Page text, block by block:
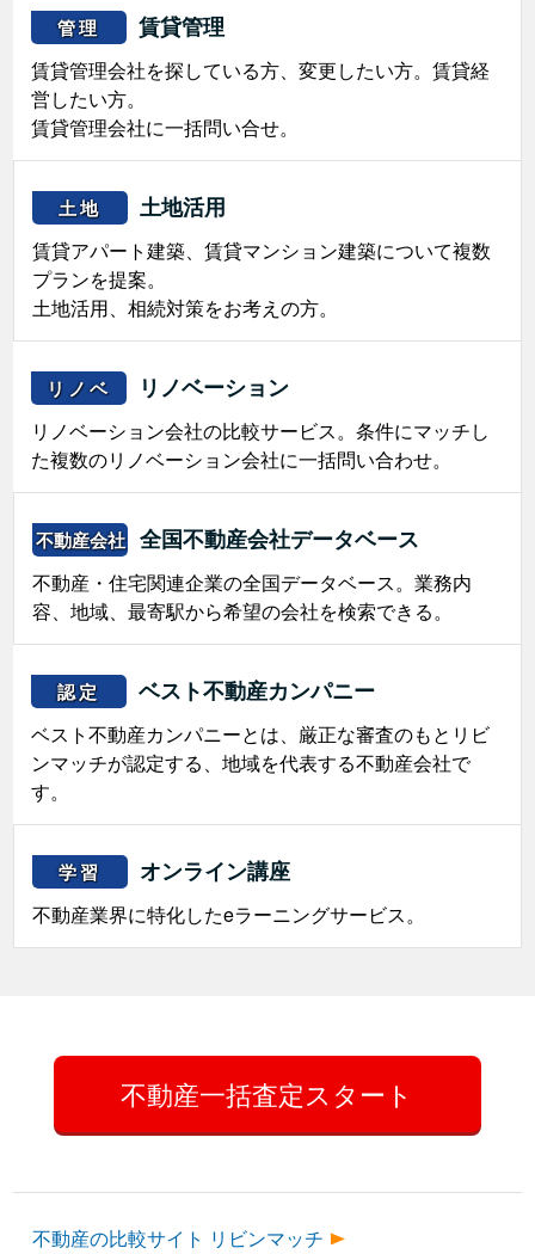
管理 賃貸管理
賃貸管理会社を探している方、変更したい方。賃貸経
営したい方。
賃貸管理会社に一括問い合せ。
土地 土地活用
賃貸アパート建築、賃貸マンション建築について複数
プランを提案。
土地活用、相続対策をお考えの方。
リノベ リノベーション
リノベーション会社の比較サービス。条件にマッチし
た複数のリノベーション会社に一括問い合わせ。
不動産会社 全国不動産会社データベース
不動産・住宅関連企業の全国データベース。業務内
容、地域、最寄駅から希望の会社を検索できる。
認定 ベスト不動産カンパニー
ベスト不動産カンパニーとは、厳正な審査のもとリビ
ンマッチが認定する、地域を代表する不動産会社で
す。
学習 オンライン講座
不動産業界に特化したeラーニングサービス。
不動産一括査定スタート
不動産の比較サイト リビンマッチ